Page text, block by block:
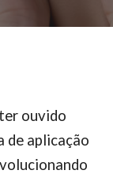
ouvido
de aplicação